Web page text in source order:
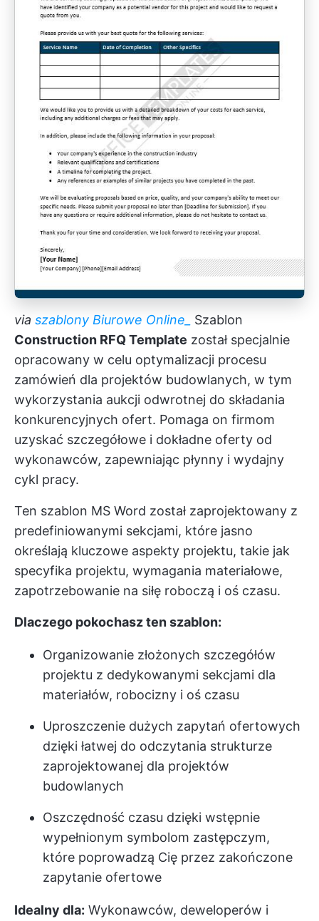
via szablony Biurowe Online_
Szablon
Construction RFQ Template został specjalnie
opracowany w celu optymalizacji procesu
zamówień dla projektów budowlanych, w tym
wykorzystania aukcji odwrotnej do składania
konkurencyjnych ofert. Pomaga on firmom
uzyskać szczegółowe i dokładne oferty od
wykonawców, zapewniając płynny i wydajny
cykl pracy.
Ten szablon MS Word został zaprojektowany z
predefiniowanymi sekcjami, które jasno
określają kluczowe aspekty projektu, takie jak
specyfika projektu, wymagania materiałowe,
zapotrzebowanie na siłę roboczą i oś czasu.
Dlaczego pokochasz ten szablon:
Organizowanie złożonych szczegółów
projektu z dedykowanymi sekcjami dla
materiałów, robocizny i oś czasu
Uproszczenie dużych zapytań ofertowych
dzięki łatwej do odczytania strukturze
zaprojektowanej dla projektów
budowlanych
Oszczędność czasu dzięki wstępnie
wypełnionym symbolom zastępczym,
które poprowadzą Cię przez zakończone
zapytanie ofertowe
Idealny dla: Wykonawców, deweloperów i